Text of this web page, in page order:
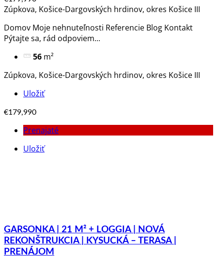
Zúpkova, Košice-Dargovských hrdinov, okres Košice III
Domov Moje nehnuteľnosti Referencie Blog Kontakt
Pýtajte sa, rád odpoviem​...
56 m²
Zúpkova, Košice-Dargovských hrdinov, okres Košice III
Uložiť
€179,990
Prenajaté
Uložiť
GARSONKA | 21 M² + LOGGIA | NOVÁ
REKONŠTRUKCIA | KYSUCKÁ – TERASA |
PRENÁJOM